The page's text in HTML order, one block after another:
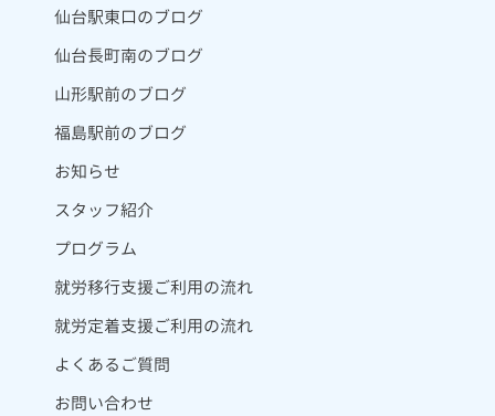
仙台駅東口のブログ
仙台長町南のブログ
山形駅前のブログ
福島駅前のブログ
お知らせ
スタッフ紹介
プログラム
就労移行支援ご利用の流れ
就労定着支援ご利用の流れ
よくあるご質問
お問い合わせ